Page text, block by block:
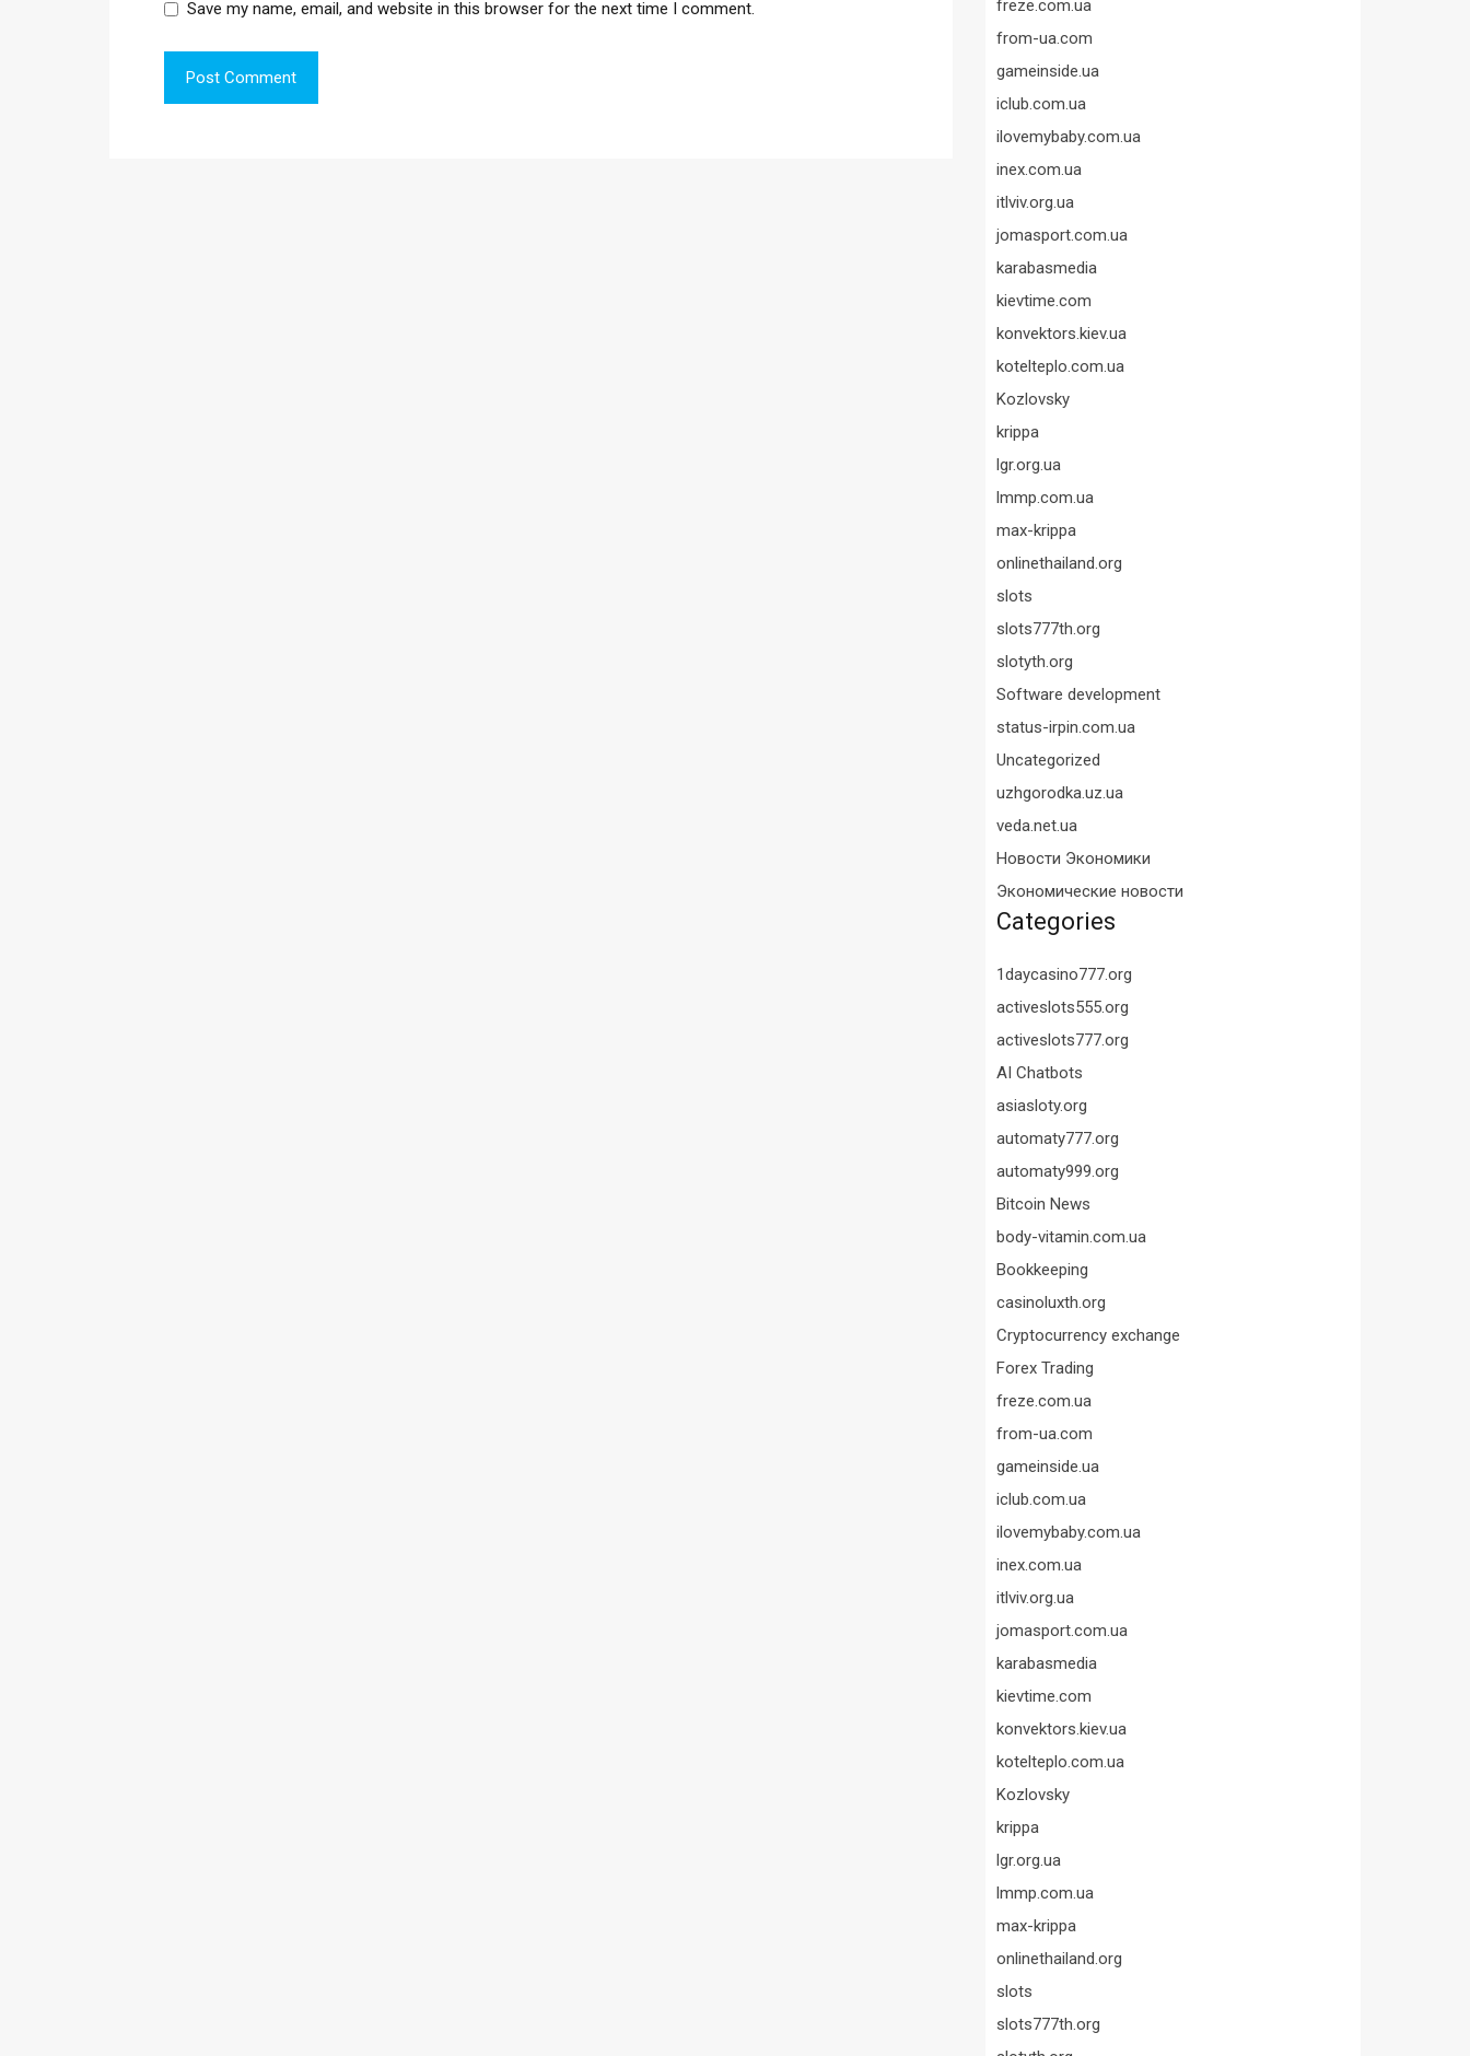
Save my name, email, and website in this browser for the next time I comment.
freze.com.ua
from-ua.com
gameinside.ua
iclub.com.ua
ilovemybaby.com.ua
inex.com.ua
itlviv.org.ua
jomasport.com.ua
karabasmedia
kievtime.com
konvektors.kiev.ua
kotelteplo.com.ua
Kozlovsky
krippa
lgr.org.ua
lmmp.com.ua
max-krippa
onlinethailand.org
slots
slots777th.org
slotyth.org
Software development
status-irpin.com.ua
Uncategorized
uzhgorodka.uz.ua
veda.net.ua
Новости Экономики
Экономические новости
Categories
1daycasino777.org
activeslots555.org
activeslots777.org
AI Chatbots
asiasloty.org
automaty777.org
automaty999.org
Bitcoin News
body-vitamin.com.ua
Bookkeeping
casinoluxth.org
Cryptocurrency exchange
Forex Trading
freze.com.ua
from-ua.com
gameinside.ua
iclub.com.ua
ilovemybaby.com.ua
inex.com.ua
itlviv.org.ua
jomasport.com.ua
karabasmedia
kievtime.com
konvektors.kiev.ua
kotelteplo.com.ua
Kozlovsky
krippa
lgr.org.ua
lmmp.com.ua
max-krippa
onlinethailand.org
slots
slots777th.org